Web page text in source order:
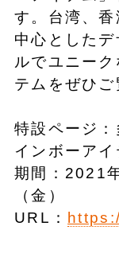
す。台湾、
中心とした
ルでユニー
テムをぜひご
特設ページ
インボーアイ
期間：2021
（金）
URL：